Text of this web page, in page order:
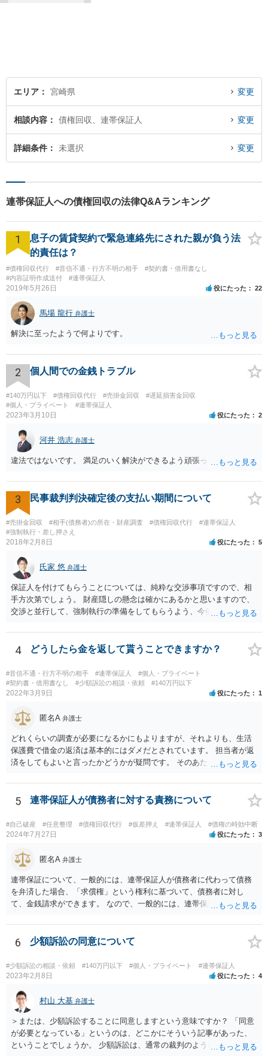
エリア 宮崎県 変更
相談内容 債権回収、連帯保証人 変更
詳細条件 未選択 変更
連帯保証人への債権回収の法律Q&Aランキング
1
息子の賃貸契約で緊急連絡先にされた親が負う法
的責任は？
#債権回収代行 #音信不通・行方不明の相手
#契約書・借用書なし
#内容証明作成送付
#連帯保証人
2019年5月26日 役にたった 22
馬場 龍行 弁護士
解決に至ったようで何よりです。
2 個人間での金銭トラブル
#140万円以下 #債権回収代行 #売掛金回収
#遅延損害金回収
#個人・プライベート
#連帯保証人
2023年3月10日 役にたった 2
河井 浩志 弁護士
違法ではないです。 満足のいく解決ができるよう頑張ってください。
3 民事裁判判決確定後の支払い期間について
#売掛金回収 #相手(債務者)の所在・財産調査 #債権回収代行
#連帯保証人
#強制執行・差し押さえ
2018年2月8日 役にたった 5
氏家 悠 弁護士
保証人を付けてもらうことについては、純粋な交渉事項ですので、相
手方次第でしょう。 財産隠しの懸念は確かにあるかと思いますので、
交渉と並行して、強制執行の準備をしてもらうよう、今依頼されてい
弁護士の探し方ですが、弁護士のウェブページなどがひとつの目安に
なります。 ただ、ウェブページの記載内容が確実というわけでもない
いてみるのがよいと思います。
4 どうしたら金を返して貰うことできますか？
#音信不通・行方不明の相手 #連帯保証人
#個人・プライベート
#契約書・借用書なし
#少額訴訟の相談・依頼 #140万円以下
2022年3月9日 役にたった 1
匿名A 弁護士
どれくらいの調査が必要になるかにもよりますが、それよりも、生活
保護費で借金の返済は基本的にはダメだとされています。 担当者が返
済をしてもよいと言ったかどうかが疑問です。 そのあたりは、ネット
しい記事が出てきますので、一度見てみてもいいかもしれません。
5 連帯保証人が債務者に対する責務について
#自己破産 #任意整理 #債権回収代行 #仮差押え #連帯保証人 #債権の時効中断
2024年7月27日 役にたった 3
匿名A 弁護士
連帯保証について、一般的には、連帯保証人が債務者に代わって債務
を弁済した場合、「求償権」という権利に基づいて、債務者に対し
て、金銭請求ができます。 なので、一般的には、連帯保証人が代わり
者が連帯債務者に支払わなければならない、ということになります。
ご質問の構成の違いを確認されたい意図は分かりかねますが、結論と
と思います。
6 少額訴訟の同意について
#少額訴訟の相談・依頼 #140万円以下 #個人・プライベート #連帯保証人
2023年2月8日 役にたった 4
村山 大基 弁護士
＞または、少額訴訟することに同意しますという意味ですか？ 「同意
が必要となっている」というのは、どこかにそういう記事があった、
ということでしょうか。 少額訴訟は、通常の裁判のようなきちんとし